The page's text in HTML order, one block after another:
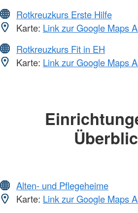
Rotkreuzkurs Erste Hilfe
Karte: Link zur Google Maps
Rotkreuzkurs Fit in EH
Karte: Link zur Google Maps
Alten- und Pflegeheime
Karte: Link zur Google Maps